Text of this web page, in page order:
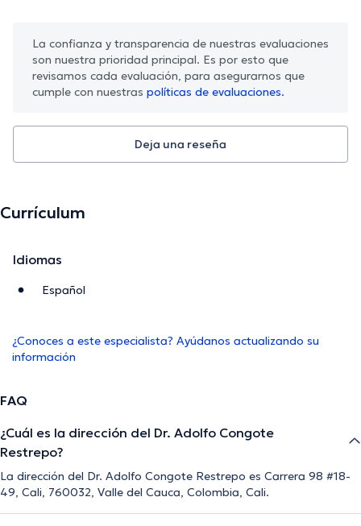
La confianza y transparencia de nuestras evaluaciones
son nuestra prioridad principal. Es por esto que
revisamos cada evaluación, para asegurarnos que
cumple con nuestras políticas de evaluaciones.
Deja una reseña
Currículum
Idiomas
Español
¿Conoces a este especialista? Ayúdanos actualizando su
información
FAQ
¿Cuál es la dirección del Dr. Adolfo Congote
Restrepo?
La dirección del Dr. Adolfo Congote Restrepo es Carrera 98 #18-
49, Cali, 760032, Valle del Cauca, Colombia, Cali.